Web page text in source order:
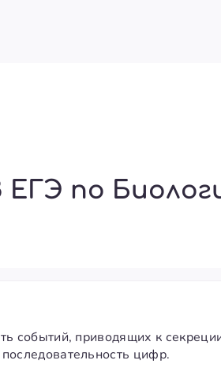
по
событий, приводящих к
цифр.